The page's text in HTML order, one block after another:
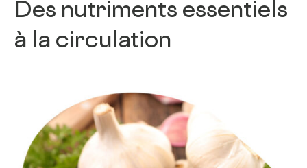
Des nutriments essentiels
à la circulation